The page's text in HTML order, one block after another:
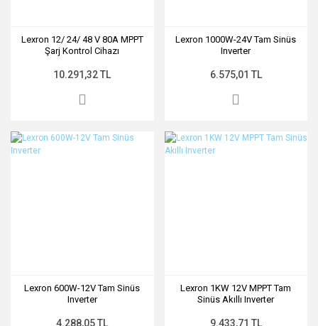
Lexron 12/ 24/ 48 V 80A MPPT
Şarj Kontrol Cihazı
10.291,32 TL
Lexron 1000W-24V Tam Sinüs
Inverter
6.575,01 TL
Lexron 600W-12V Tam Sinüs
Inverter
4.288,05 TL
Lexron 1KW 12V MPPT Tam
Sinüs Akıllı Inverter
9.433,71 TL